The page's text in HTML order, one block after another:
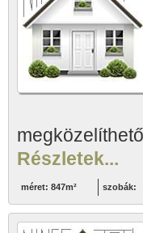
Részletek...
méret: 847m² szobák: